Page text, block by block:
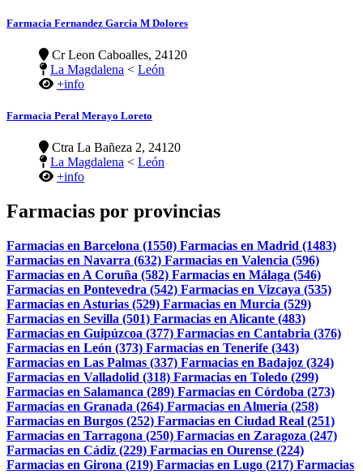
Farmacia Fernandez Garcia M Dolores
Cr Leon Caboalles, 24120
La Magdalena < León
+info
Farmacia Peral Merayo Loreto
Ctra La Bañeza 2, 24120
La Magdalena < León
+info
Farmacias por provincias
Farmacias en Barcelona (1550) Farmacias en Madrid (1483)
Farmacias en Navarra (632) Farmacias en Valencia (596)
Farmacias en A Coruña (582) Farmacias en Málaga (546)
Farmacias en Pontevedra (542) Farmacias en Vizcaya (535)
Farmacias en Asturias (529) Farmacias en Murcia (529)
Farmacias en Sevilla (501) Farmacias en Alicante (483)
Farmacias en Guipúzcoa (377) Farmacias en Cantabria (376)
Farmacias en León (373) Farmacias en Tenerife (343)
Farmacias en Las Palmas (337) Farmacias en Badajoz (324)
Farmacias en Valladolid (318) Farmacias en Toledo (299)
Farmacias en Salamanca (289) Farmacias en Córdoba (273)
Farmacias en Granada (264) Farmacias en Almería (258)
Farmacias en Burgos (252) Farmacias en Ciudad Real (251)
Farmacias en Tarragona (250) Farmacias en Zaragoza (247)
Farmacias en Cádiz (229) Farmacias en Ourense (224)
Farmacias en Girona (219) Farmacias en Lugo (217) Farmacias